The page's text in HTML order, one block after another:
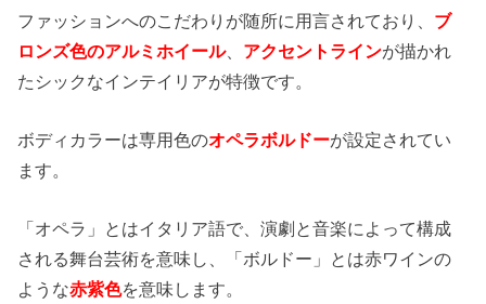
ファッションへのこだわりが随所に用言されており、 ブ
ロンズ色のアルミホイール、 アクセントラインが描かれ
たシックなインテイリアが特徴です。
ボディカラーは専用色のオペラボルドーが設定されてい
ます。
「オペラ」とはイタリア語で、演劇と音楽によって構成
される舞台芸術を意味し、「ボルドー」とは赤ワインの
ような赤紫色を意味します。